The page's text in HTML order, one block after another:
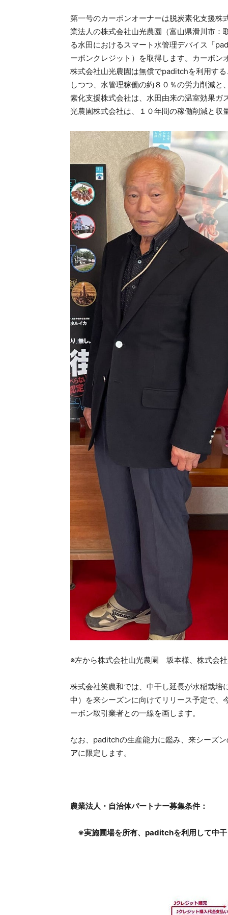
第一号のカーボンオーナーは脱炭素化支援
業法人の株式会社山光農園（富山県滑川市
る⽔⽥におけるスマート⽔管理デバイス「
ーボンクレジット）を取得します。カーボ
株式会社山光農園は無償でpaditchを利用す
しつつ、水管理稼働の約８０％の労力削減
素化支援株式会社は、水田由来の温室効果
光農園株式会社は、１０年間の稼働削減と収
※左から株式会社山光農園 坂本様、株式会
株式会社笑農和では、中干し延長が水稲栽
中）を来シーズンに向けてリリース予定で
ーボン取引業者との一線を画します。
なお、paditchの生産能力に鑑み、来シーズ
アに限定します。
農業法人・自治体パートナー募集条件：
※実施圃場を所有、paditchを利用して中